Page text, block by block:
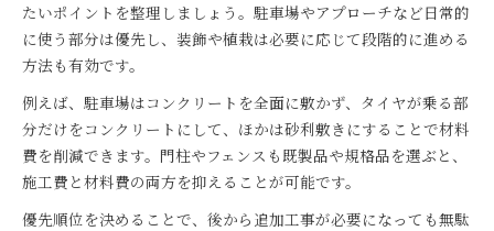
たいポイントを整理しましょう。駐車場やアプローチなど日常的
に使う部分は優先し、装飾や植栽は必要に応じて段階的に進める
方法も有効です。
例えば、駐車場はコンクリートを全面に敷かず、タイヤが乗る部
分だけをコンクリートにして、ほかは砂利敷きにすることで材料
費を削減できます。門柱やフェンスも既製品や規格品を選ぶと、
施工費と材料費の両方を抑えることが可能です。
優先順位を決めることで、後から追加工事が必要になっても無駄